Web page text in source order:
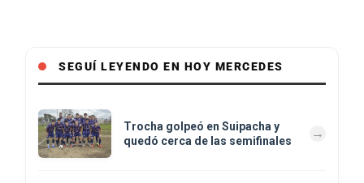
SEGUÍ LEYENDO EN HOY MERCEDES
Trocha golpeó en Suipacha y
quedó cerca de las semifinales